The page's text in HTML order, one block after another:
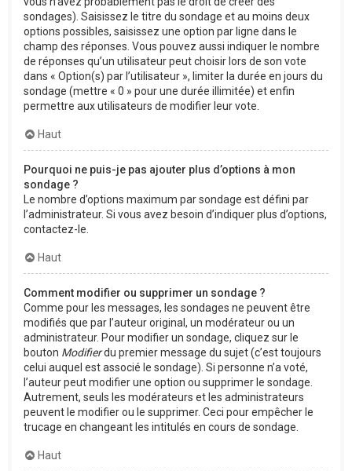
sondages). Saisissez le titre du sondage et au moins deux
options possibles, saisissez une option par ligne dans le
champ des réponses. Vous pouvez aussi indiquer le nombre
de réponses qu’un utilisateur peut choisir lors de son vote
dans « Option(s) par l’utilisateur », limiter la durée en jours du
sondage (mettre « 0 » pour une durée illimitée) et enfin
permettre aux utilisateurs de modifier leur vote.
Haut
Pourquoi ne puis-je pas ajouter plus d’options à mon
sondage ?
Le nombre d’options maximum par sondage est défini par
l’administrateur. Si vous avez besoin d’indiquer plus d’options,
contactez-le.
Haut
Comment modifier ou supprimer un sondage ?
Comme pour les messages, les sondages ne peuvent être
modifiés que par l’auteur original, un modérateur ou un
administrateur. Pour modifier un sondage, cliquez sur le
bouton Modifierdu premier message du sujet (c’est toujours
celui auquel est associé le sondage). Si personne n’a voté,
l’auteur peut modifier une option ou supprimer le sondage.
Autrement, seuls les modérateurs et les administrateurs
peuvent le modifier ou le supprimer. Ceci pour empêcher le
trucage en changeant les intitulés en cours de sondage.
Haut